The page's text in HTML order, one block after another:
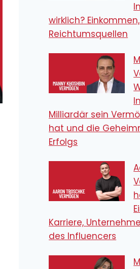
wirklich?
Reichtumsquellen
Milliardär sein
hat und die
Erfolgs
Karriere,
des Influencers